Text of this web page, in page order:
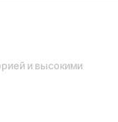
и высокими